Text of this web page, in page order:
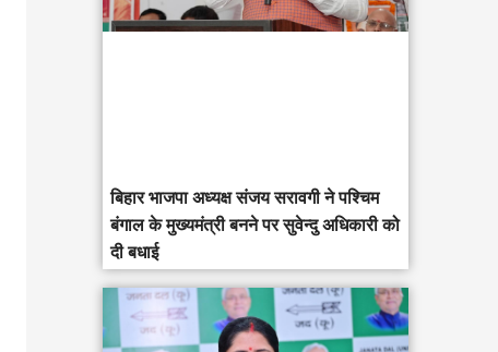
‎बिहार भाजपा अध्यक्ष संजय सरावगी ने पश्चिम
बंगाल के मुख्यमंत्री बनने पर सुवेन्दु अधिकारी को
दी बधाई